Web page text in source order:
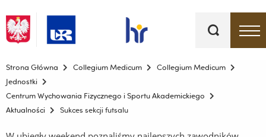
kluczowe
Menu - górna belka
Strona Główna Collegium Medicum
Collegium Medicum
Jednostki
Centrum Wychowania Fizycznego i Sportu Akademickiego
Aktualności
Sukces sekcji futsalu